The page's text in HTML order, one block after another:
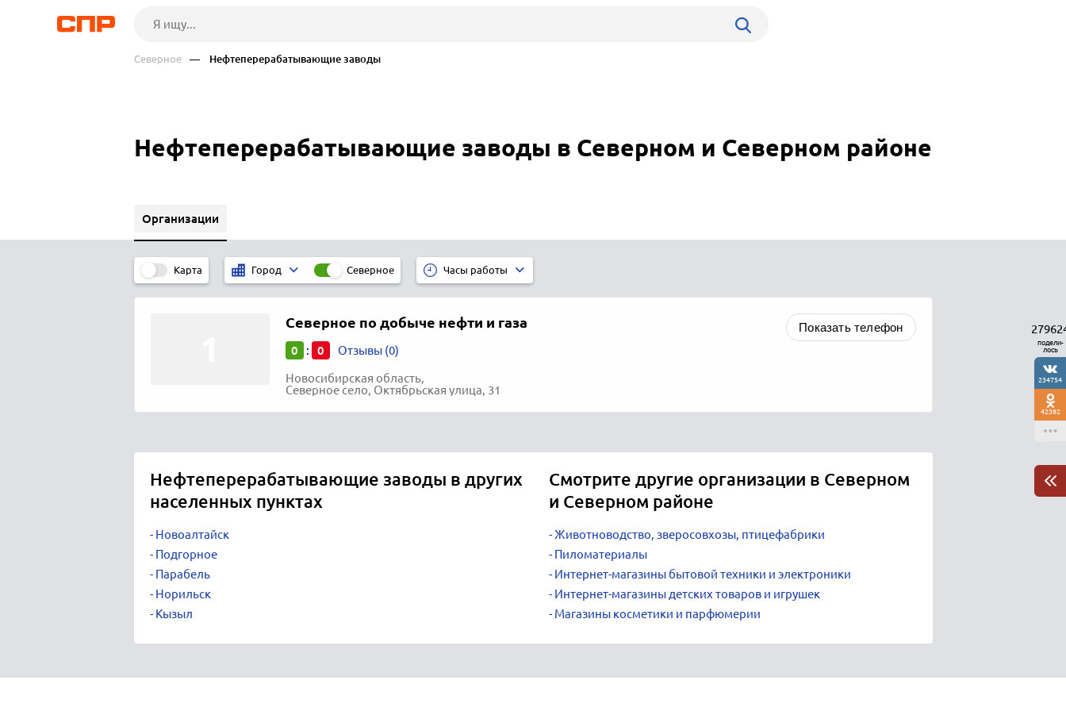
Северное — Нефтеперерабатывающие заводы
Нефтеперерабатывающие заводы в Северном и Северном районе
Организации
Карта Город Северное Часы работы
Северное по добыче нефти и газа
0 : 0 Отзывы (0)
Новосибирская область,
Северное село, Октябрьская улица, 31
Показать телефон
Нефтеперерабатывающие заводы в других
населенных пунктах
Новоалтайск
Подгорное
Парабель
Норильск
Кызыл
Смотрите другие организации в Северном
и Северном районе
Животноводство, зверосовхозы, птицефабрики
Пиломатериалы
Интернет-магазины бытовой техники и электроники
Интернет-магазины детских товаров и игрушек
Магазины косметики и парфюмерии
подели-
лось
234754
42382